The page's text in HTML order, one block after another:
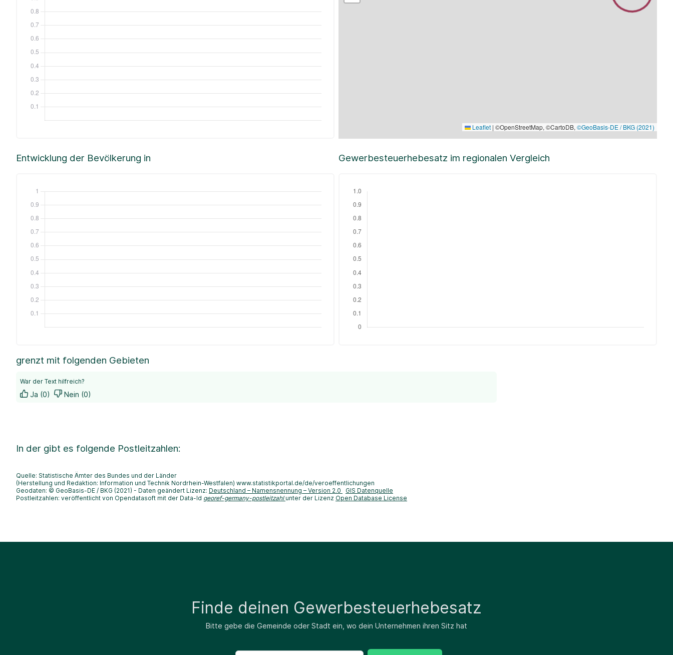
Leaflet | ©OpenStreetMap, ©CartoDB, ©GeoBasis-DE / BKG (2021)
Entwicklung der Bevölkerung in Gewerbesteuerhebesatz im regionalen Vergleich
grenzt mit folgenden Gebieten
War der Text hilfreich?
Ja (0) Nein (0)
In der gibt es folgende Postleitzahlen:
Quelle: Statistische Ämter des Bundes und der Länder
(Herstellung und Redaktion: Information und Technik Nordrhein-Westfalen) www.statistikportal.de/de/veroeffentlichungen
Geodaten: © GeoBasis-DE / BKG (2021) - Daten geändert Lizenz: Deutschland – Namensnennung – Version 2.0
GIS Datenquelle
Postleitzahlen: veröffentlicht von Opendatasoft mit der Data-Id georef-germany-postleitzahl unter der Lizenz Open Database License
Finde deinen Gewerbesteuerhebesatz
Bitte gebe die Gemeinde oder Stadt ein, wo dein Unternehmen ihren Sitz hat